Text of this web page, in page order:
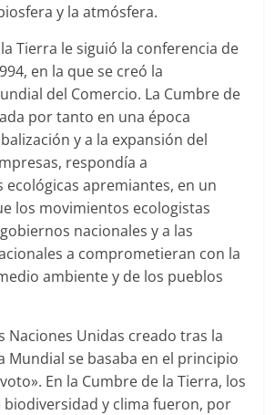
y la atmósfera.
Tierra le siguió la conferencia de
en la que se creó la
del Comercio. La Cumbre de
por tanto en una época
y a la expansión del
respondía a
ecológicas apremiantes, en un
los movimientos ecologistas
nacionales y a las
a comprometieran con la
ambiente y de los pueblos
Naciones Unidas creado tras la
Mundial se basaba en el principio
En la Cumbre de la Tierra, los
y clima fueron, por